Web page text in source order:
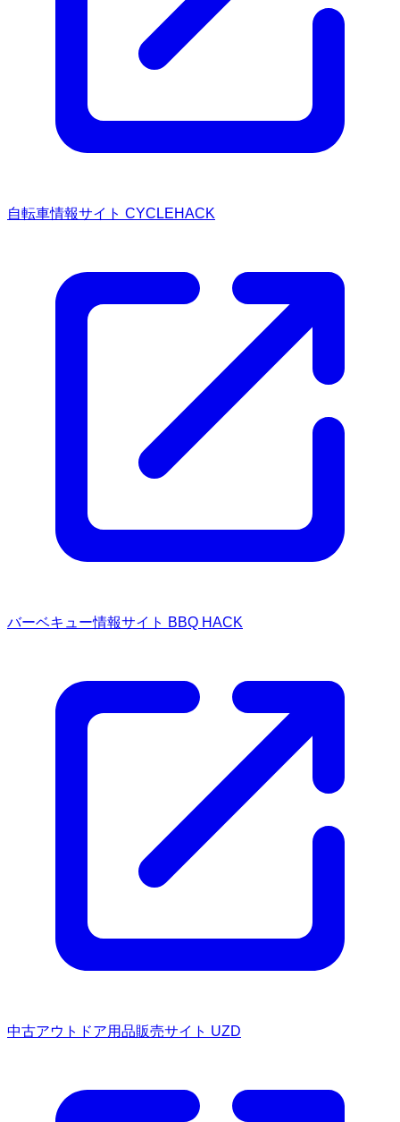
自転車情報サイト CYCLEHACK
バーベキュー情報サイト BBQ HACK
中古アウトドア用品販売サイト UZD